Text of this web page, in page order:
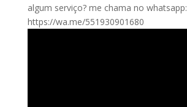
algum serviço? me chama no whatsapp:
https://wa.me/551930901680